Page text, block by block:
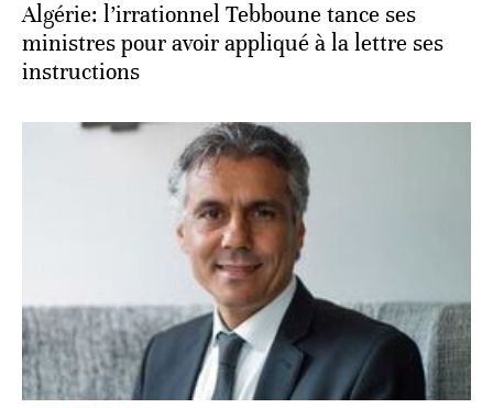
Algérie: l’irrationnel Tebboune tance ses
ministres pour avoir appliqué à la lettre ses
instructions